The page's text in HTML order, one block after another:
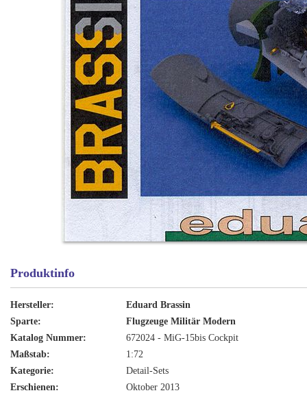
Produktinfo
Hersteller:
Eduard Brassin
Sparte:
Flugzeuge Militär Modern
Katalog Nummer:
672024 - MiG-15bis Cockpit
Maßstab:
1:72
Kategorie:
Detail-Sets
Erschienen:
Oktober 2013